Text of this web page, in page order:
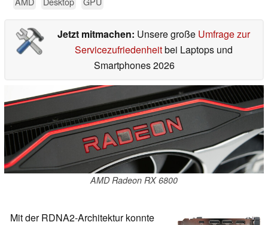
Jetzt mitmachen: Unsere große Umfrage zur
Servicezufriedenheitbei Laptops und
Smartphones 2026
AMD Radeon RX 6800
Mit der RDNA2-Architektur konnte